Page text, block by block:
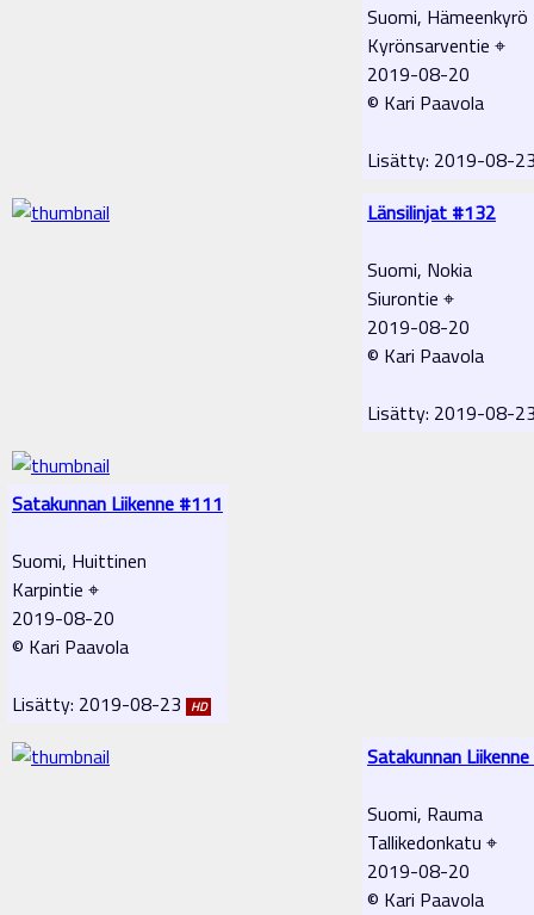
Suomi, Hämeenkyrö
Kyrönsarventie ⌖
2019-08-20
© Kari Paavola
Lisätty: 2019-08-
Länsilinjat #132
Suomi, Nokia
Siurontie ⌖
2019-08-20
© Kari Paavola
Lisätty: 2019-08-
Satakunnan Liikenne #111
Suomi, Huittinen
Karpintie ⌖
2019-08-20
© Kari Paavola
Lisätty: 2019-08-23 HD
Satakunnan
Suomi, Rauma
Tallikedonkatu ⌖
2019-08-20
© Kari Paavola